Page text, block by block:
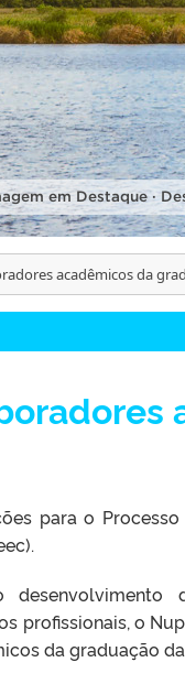
em Destaque ·
acadêmicos da
para o
profissionais, o
da graduação da